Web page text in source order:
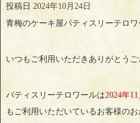
投稿日 2024年10月24日
青梅のケーキ屋パティスリーテロワ
いつもご利用いただきありがとう
パティスリーテロワールは2024年
もご利用いただいているお客様の